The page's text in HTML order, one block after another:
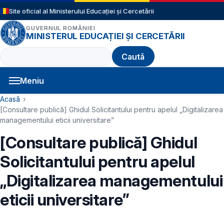
Sari la conținutul principal
Site oficial al Ministerului Educației și Cercetării
GUVERNUL ROMÂNIEI
MINISTERUL EDUCAȚIEI ȘI CERCETĂRII
Caută
Meniu
Navigație principală
Cale de navigare
Acasă
[Consultare publică] Ghidul Solicitantului pentru apelul „Digitalizarea
managementului eticii universitare”
[Consultare publică] Ghidul
Solicitantului pentru apelul
„Digitalizarea managementului
eticii universitare”